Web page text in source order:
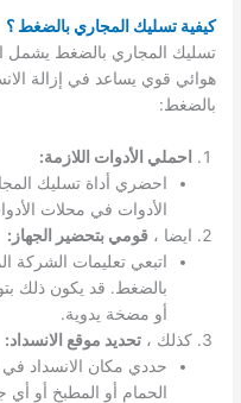
كيفية تسليك المجاري بالضغط ؟
تسليك المجاري بالضغط يشمل
هوائي قوي يساعد في إزالة
بالضغط:
احملي الأدوات اللازمة:
احضري أداة تسليك
الأدوات في محلات
ايضا ،قومي بتحضير الجهاز:
اتبعي تعليمات الشركة
بالضغط. قد يكون ذلك
أو مضخة يدوية.
كذلك ،تحديد موقع الانسداد:
حددي مكان الانسداد
الحمام أو المطبخ أو